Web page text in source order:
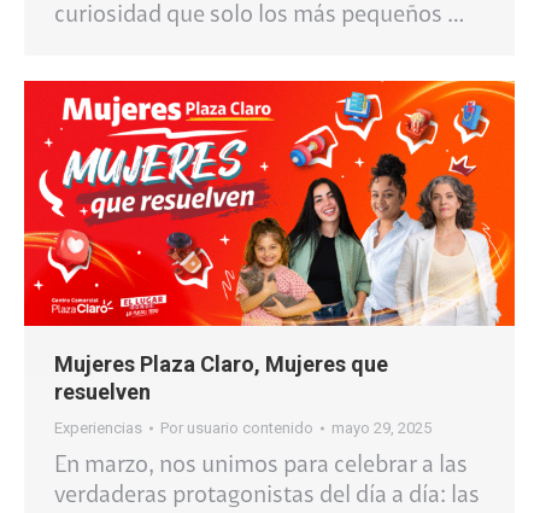
curiosidad que solo los más pequeños …
Mujeres Plaza Claro, Mujeres que
resuelven
Experiencias Por usuario contenido mayo 29, 2025
En marzo, nos unimos para celebrar a las
verdaderas protagonistas del día a día: las